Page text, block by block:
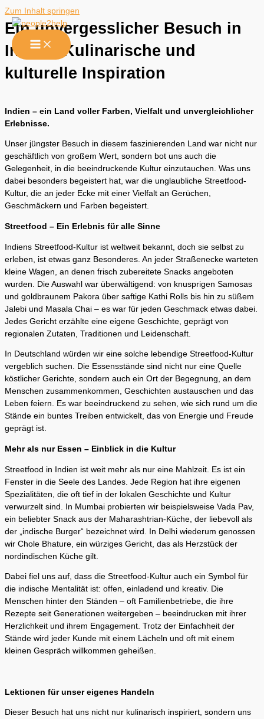
Zum Inhalt springen
Ein unvergesslicher Besuch in
Indien: Kulinarische und
kulturelle Inspiration
Indien – ein Land voller Farben, Vielfalt und unvergleichlicher
Erlebnisse.
Unser jüngster Besuch in diesem faszinierenden Land war nicht nur
geschäftlich von großem Wert, sondern bot uns auch die
Gelegenheit, in die beeindruckende Kultur einzutauchen. Was uns
dabei besonders begeistert hat, war die unglaubliche Streetfood-
Kultur, die an jeder Ecke mit einer Vielfalt an Gerüchen,
Geschmäckern und Farben begeistert.
Streetfood – Ein Erlebnis für alle Sinne
Indiens Streetfood-Kultur ist weltweit bekannt, doch sie selbst zu
erleben, ist etwas ganz Besonderes. An jeder Straßenecke warteten
kleine Wagen, an denen frisch zubereitete Snacks angeboten
wurden. Die Auswahl war überwältigend: von knusprigen Samosas
und goldbraunem Pakora über saftige Kathi Rolls bis hin zu süßem
Jalebi und Masala Chai – es war für jeden Geschmack etwas dabei.
Jedes Gericht erzählte eine eigene Geschichte, geprägt von
regionalen Zutaten, Traditionen und Leidenschaft.
In Deutschland würden wir eine solche lebendige Streetfood-Kultur
vergeblich suchen. Die Essensstände sind nicht nur eine Quelle
köstlicher Gerichte, sondern auch ein Ort der Begegnung, an dem
Menschen zusammenkommen, Geschichten austauschen und das
Leben feiern. Es war beeindruckend zu sehen, wie sich rund um die
Stände ein buntes Treiben entwickelt, das von Energie und Freude
geprägt ist.
Mehr als nur Essen – Einblick in die Kultur
Streetfood in Indien ist weit mehr als nur eine Mahlzeit. Es ist ein
Fenster in die Seele des Landes. Jede Region hat ihre eigenen
Spezialitäten, die oft tief in der lokalen Geschichte und Kultur
verwurzelt sind. In Mumbai probierten wir beispielsweise Vada Pav,
ein beliebter Snack aus der Maharashtrian-Küche, der liebevoll als
der „indische Burger“ bezeichnet wird. In Delhi wiederum genossen
wir Chole Bhature, ein würziges Gericht, das als Herzstück der
nordindischen Küche gilt.
Dabei fiel uns auf, dass die Streetfood-Kultur auch ein Symbol für
die indische Mentalität ist: offen, einladend und kreativ. Die
Menschen hinter den Ständen – oft Familienbetriebe, die ihre
Rezepte seit Generationen weitergeben – beeindrucken mit ihrer
Herzlichkeit und ihrem Engagement. Trotz der Einfachheit der
Stände wird jeder Kunde mit einem Lächeln und oft mit einem
kleinen Gespräch willkommen geheißen.
Lektionen für unser eigenes Handeln
Dieser Besuch hat uns nicht nur kulinarisch inspiriert, sondern uns